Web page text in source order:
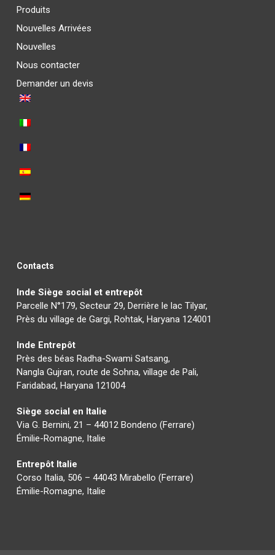
Produits
Nouvelles Arrivées
Nouvelles
Nous contacter
Demander un devis
Contacts
Inde Siège social et entrepôt
Parcelle N°179, Secteur 29, Derrière le lac Tilyar,
Près du village de Gargi, Rohtak, Haryana 124001
Inde Entrepôt
Près des béas Radha-Swami Satsang,
Nangla Gujran, route de Sohna, village de Pali,
Faridabad, Haryana 121004
Siège social en Italie
Via G. Bernini, 21 – 44012 Bondeno (Ferrare)
Émilie-Romagne, Italie
Entrepôt Italie
Corso Italia, 506 – 44043 Mirabello (Ferrare)
Émilie-Romagne, Italie